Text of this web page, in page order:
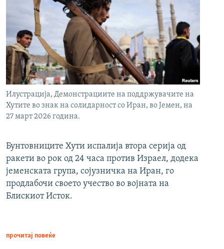
Илустрација, Демонстрациите на поддржувачите на
Хутите во знак на солидарност со Иран, во Јемен, на
27 март 2026 година.
Бунтовниците Хути испалија втора серија од
ракети во рок од 24 часа против Израел, додека
јеменската група, сојузничка на Иран, го
продлабочи своето учество во војната на
Блискиот Исток.
прочитај повеќе